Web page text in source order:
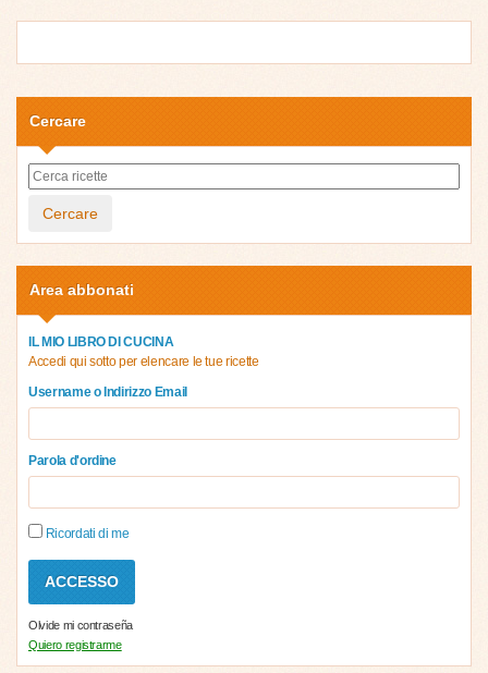
Cercare
Cercare
Area abbonati
IL MIO LIBRO DI CUCINA
Accedi qui sotto per elencare le tue ricette
Username o Indirizzo Email
Parola d'ordine
Ricordati di me
Olvide mi contraseña
Quiero registrarme